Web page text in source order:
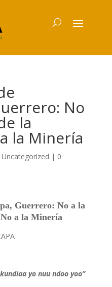
No
la
la Minería
Uncategorized | 0
Guerrero: No a la
a la Minería
yo nuu ndoo yoo”